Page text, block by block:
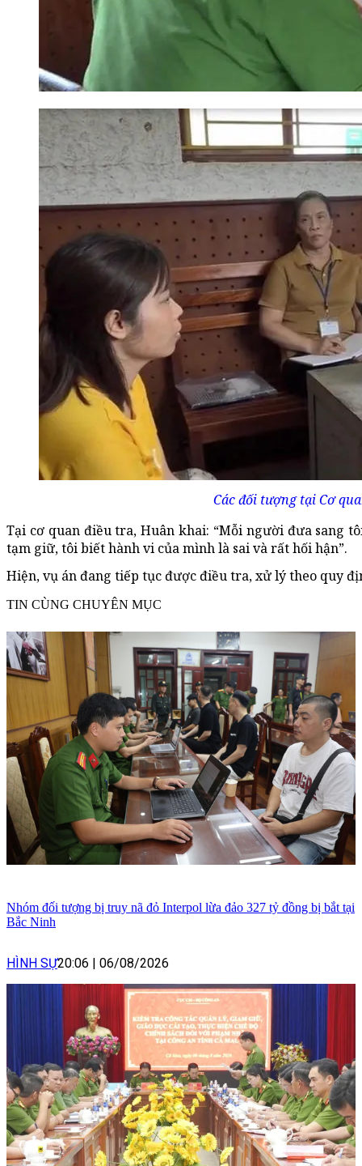
Các đối tượng tại Cơ
Tại cơ quan điều tra, Huân khai: “Mỗi người đưa sang
tạm giữ, tôi biết hành vi của mình là sai và rất hối hận”.
Hiện, vụ án đang tiếp tục được điều tra, xử lý theo quy
TIN CÙNG CHUYÊN MỤC
Nhóm đối tượng bị truy nã đỏ Interpol lừa đảo 327 tỷ đồng bị bắt tại
Bắc Ninh
HÌNH SỰ20:06 06/08/2026